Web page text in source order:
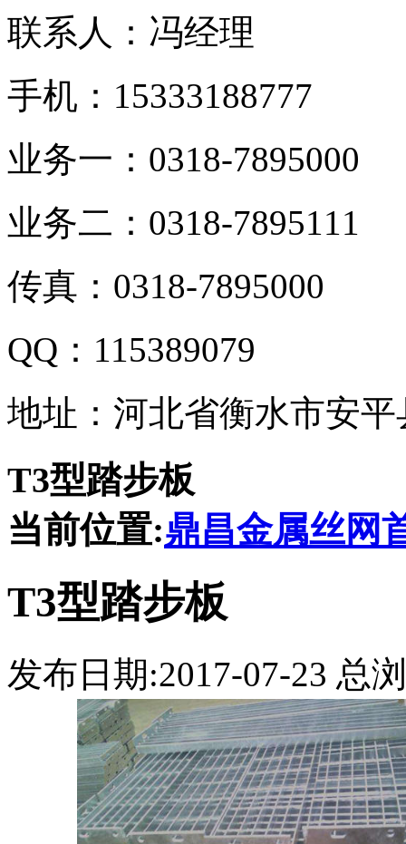
联系人：冯经理
手机：15333188777
业务一：0318-7895000
业务二：0318-7895111
传真：0318-7895000
QQ：115389079
地址：河北省衡水市安
T3型踏步板
当前位置:鼎昌金属丝网
T3型踏步板
发布日期:2017-07-23 总